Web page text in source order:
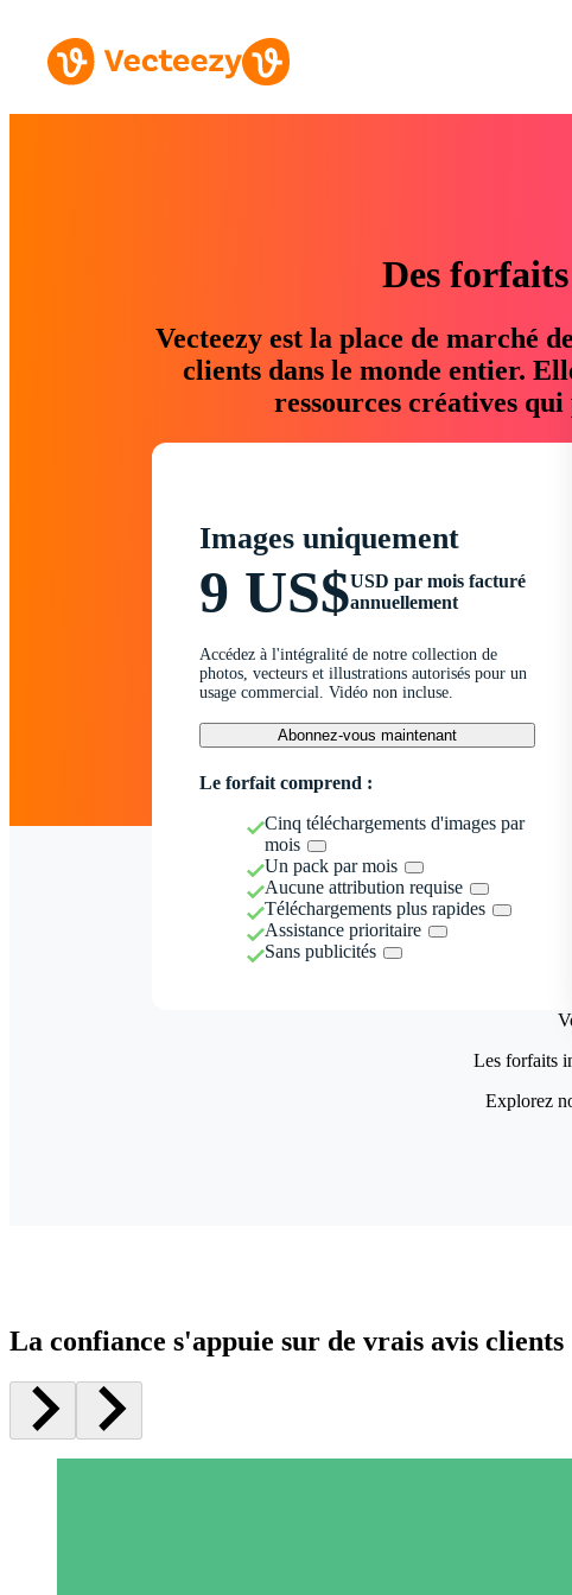
Des
Vecteezy est la place de marché
clients dans le monde entier.
ressources créatives
Images uniquement
9 US$USD par mois facturé
annuellement
Accédez à l'intégralité de notre collection de
photos, vecteurs et illustrations autorisés pour un
usage commercial. Vidéo non incluse.
Abonnez-vous maintenant
Le forfait comprend :
Cinq téléchargements d'images par
mois
Un pack par mois
Aucune attribution requise
Téléchargements plus rapides
Assistance prioritaire
Sans publicités
Les forfaits
Explorez
La confiance s'appuie sur de vrais avis clients